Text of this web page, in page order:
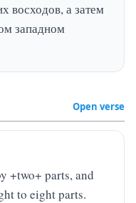
восходов, а затем
западном
Open verse
+two+ parts, and
to eight parts.